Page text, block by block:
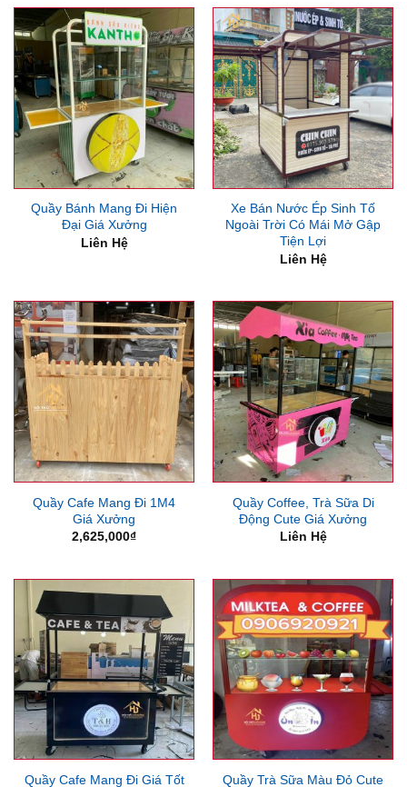
3,150,000₫.
Quầy Bánh Mang Đi Hiện
Đại Giá Xưởng
Liên Hệ
Xe Bán Nước Ép Sinh Tố
Ngoài Trời Có Mái Mở Gập
Tiện Lợi
Liên Hệ
Quầy Cafe Mang Đi 1M4
Giá Xưởng
2,625,000₫
Quầy Coffee, Trà Sữa Di
Động Cute Giá Xưởng
Liên Hệ
Quầy Cafe Mang Đi Giá Tốt Quầy Trà Sữa Màu Đỏ Cute